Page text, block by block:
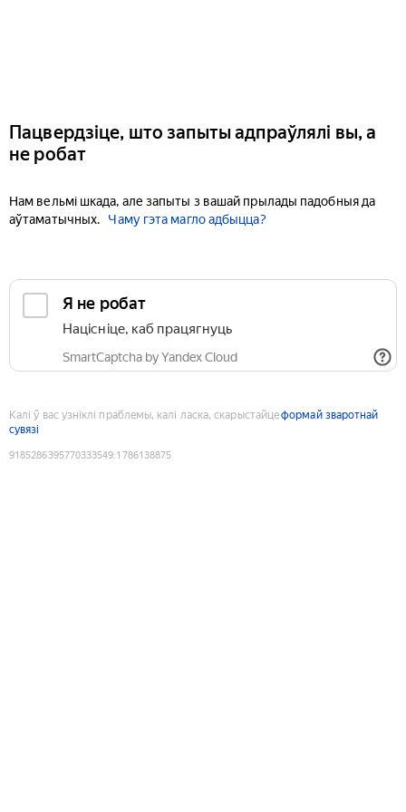
Пацвердзіце, што запыты адпраўлялі вы, а
не робат
Нам вельмі шкада, але запыты з вашай прылады падобныя да
аўтаматычных.
Чаму гэта магло адбыцца?
Я не робат
Націсніце, каб працягнуць
SmartCaptcha by Yandex Cloud
Калі ў вас узніклі праблемы, калі ласка, скарыстайцеформай зваротнай
сувязі
9185286395770333549:1786138875